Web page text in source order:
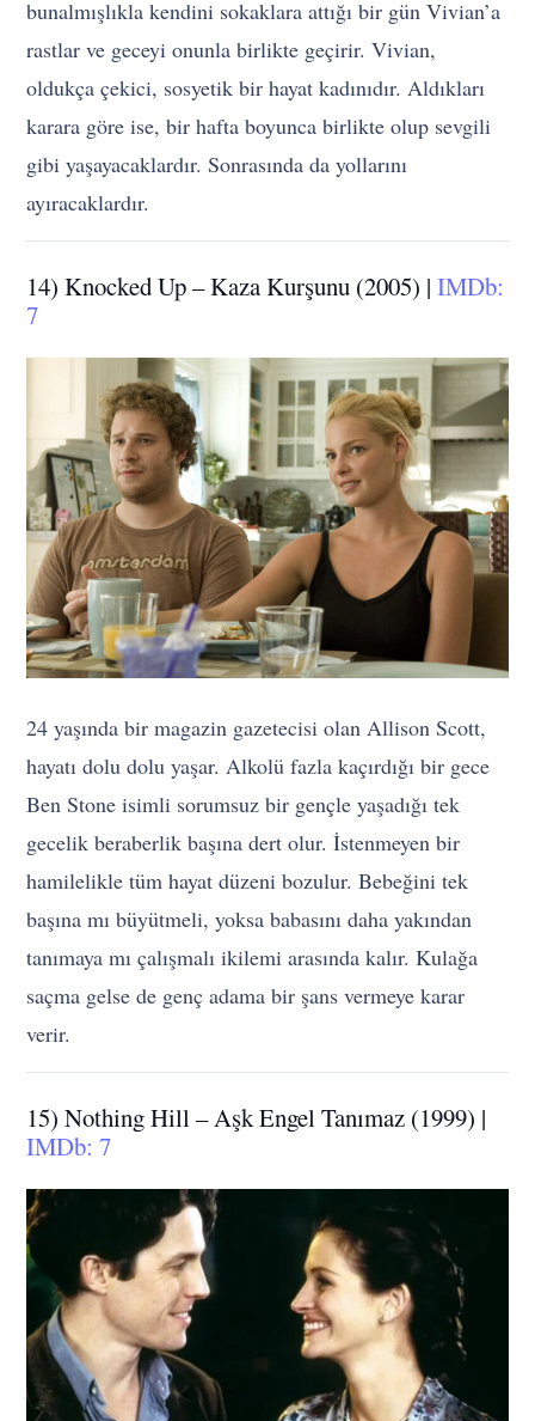
bunalmışlıkla kendini sokaklara attığı bir gün Vivian’a
rastlar ve geceyi onunla birlikte geçirir. Vivian,
oldukça çekici, sosyetik bir hayat kadınıdır. Aldıkları
karara göre ise, bir hafta boyunca birlikte olup sevgili
gibi yaşayacaklardır. Sonrasında da yollarını
ayıracaklardır.
14) Knocked Up – Kaza Kurşunu (2005) |IMDb:
7
24 yaşında bir magazin gazetecisi olan Allison Scott,
hayatı dolu dolu yaşar. Alkolü fazla kaçırdığı bir gece
Ben Stone isimli sorumsuz bir gençle yaşadığı tek
gecelik beraberlik başına dert olur. İstenmeyen bir
hamilelikle tüm hayat düzeni bozulur. Bebeğini tek
başına mı büyütmeli, yoksa babasını daha yakından
tanımaya mı çalışmalı ikilemi arasında kalır. Kulağa
saçma gelse de genç adama bir şans vermeye karar
verir.
15) Nothing Hill – Aşk Engel Tanımaz (1999) |
IMDb: 7